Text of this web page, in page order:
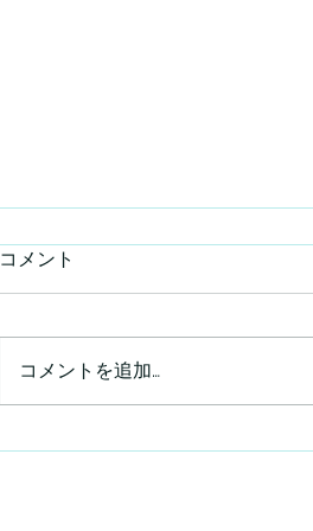
コメント
コメントを追加…